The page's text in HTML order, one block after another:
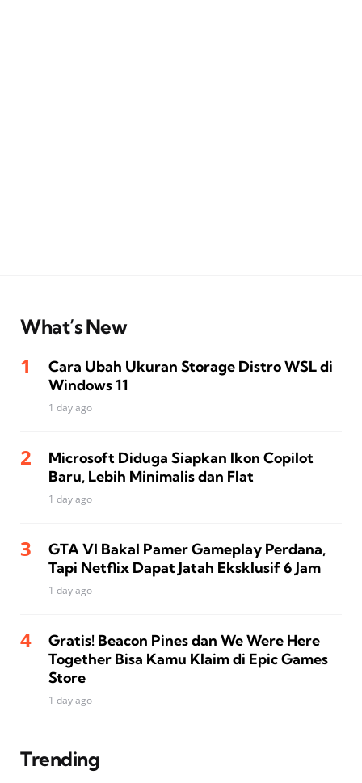
What’s New
Cara Ubah Ukuran Storage Distro WSL di
Windows 11
1 day ago
Microsoft Diduga Siapkan Ikon Copilot
Baru, Lebih Minimalis dan Flat
1 day ago
GTA VI Bakal Pamer Gameplay Perdana,
Tapi Netflix Dapat Jatah Eksklusif 6 Jam
1 day ago
Gratis! Beacon Pines dan We Were Here
Together Bisa Kamu Klaim di Epic Games
Store
1 day ago
Trending